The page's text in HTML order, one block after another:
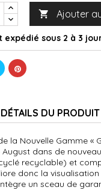
 Ajouter
expédié sous 2 à 3
DÉTAILS DU PRODUIT
la Nouvelle Gamme «
dans de
recyclable) et
donc la visualisation
un sceau de